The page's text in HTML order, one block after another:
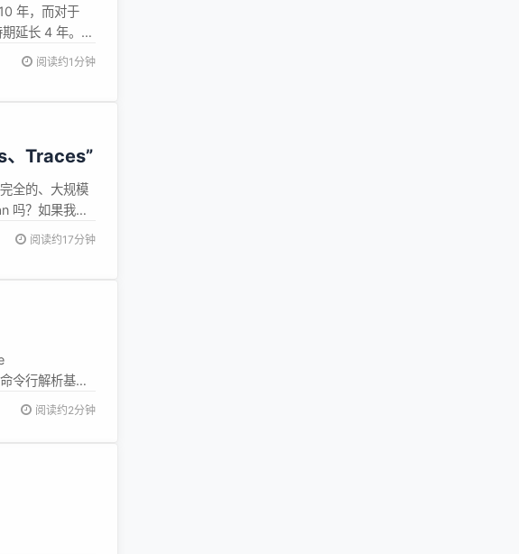
年，而对于
延长 4 年。
长至 12 年。
阅读约1分钟
、Traces”
全的、大规模
吗？如果我有
此类的问题不
阅读约17分钟
令行解析基础
阅读约2分钟